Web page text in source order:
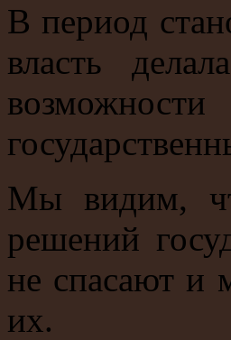
В период
власть
Мы видим,
решений
не спасают и
их.